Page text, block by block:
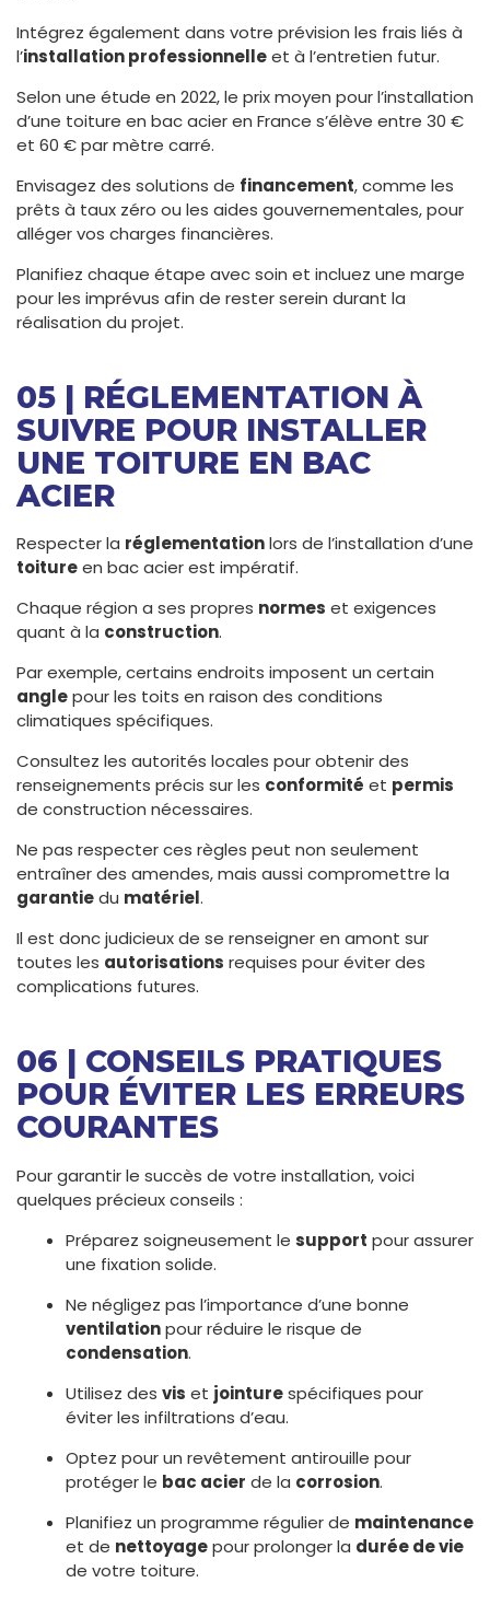
Intégrez également dans votre prévision les frais liés à
l’installation professionnelleet à l’entretien futur.
Selon une étude en 2022, le prix moyen pour l’installation
d’une toiture en bac acier en France s’élève entre 30 €
et 60 € par mètre carré.
Envisagez des solutions de financement, comme les
prêts à taux zéro ou les aides gouvernementales, pour
alléger vos charges financières.
Planifiez chaque étape avec soin et incluez une marge
pour les imprévus afin de rester serein durant la
réalisation du projet.
05 | RÉGLEMENTATION À
SUIVRE POUR INSTALLER
UNE TOITURE EN BAC
ACIER
Respecter la réglementationlors de l’installation d’une
toitureen bac acier est impératif.
Chaque région a ses propres normes et exigences
quant à la construction.
Par exemple, certains endroits imposent un certain
anglepour les toits en raison des conditions
climatiques spécifiques.
Consultez les autorités locales pour obtenir des
renseignements précis sur les conformité et permis
de construction nécessaires.
Ne pas respecter ces règles peut non seulement
entraîner des amendes, mais aussi compromettre la
garantiedu matériel.
Il est donc judicieux de se renseigner en amont sur
toutes les autorisations requises pour éviter des
complications futures.
06 | CONSEILS PRATIQUES
POUR ÉVITER LES ERREURS
COURANTES
Pour garantir le succès de votre installation, voici
quelques précieux conseils :
Préparez soigneusement le support pour assurer
une fixation solide.
Ne négligez pas l’importance d’une bonne
ventilationpour réduire le risque de
condensation.
Utilisez des vis et jointurespécifiques pour
éviter les infiltrations d’eau.
Optez pour un revêtement antirouille pour
protéger le bac acier de la corrosion.
Planifiez un programme régulier de maintenance
et de nettoyagepour prolonger la durée de vie
de votre toiture.